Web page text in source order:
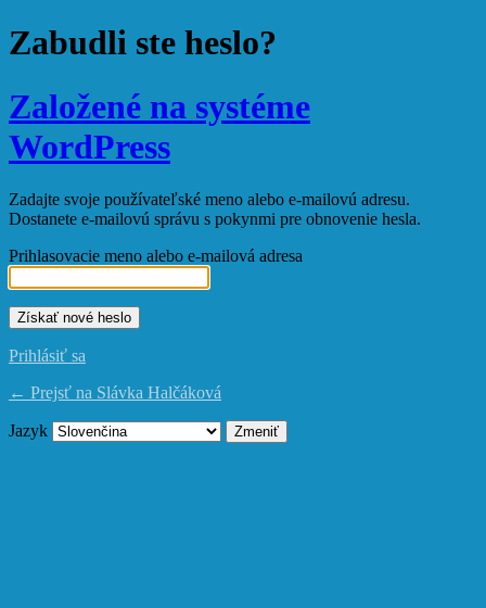
Zabudli ste heslo?
Založené na systéme
WordPress
Zadajte svoje používateľské meno alebo e-mailovú adresu.
Dostanete e-mailovú správu s pokynmi pre obnovenie hesla.
Prihlasovacie meno alebo e-mailová adresa
Prihlásiť sa
← Prejsť na Slávka Halčáková
Jazyk